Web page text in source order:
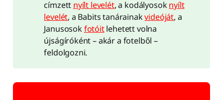
címzett nyílt levelét, a kodályosoknyílt
levelét, a Babits tanárainakvideóját, a
Janusosokfotóitlehetett volna
újságíróként – akár a fotelből –
feldolgozni.